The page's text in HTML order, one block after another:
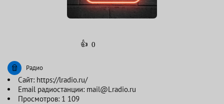
👍 0
Радио
Сайт: https://lradio.ru/
Email радиостанции: mail@Lradio.ru
Просмотров: 1 109